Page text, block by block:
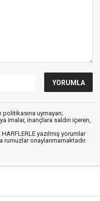
politikasına uymayan;
imalar, inançlara saldırı içeren,
yazılmış yorumlar
rumuzlar onaylanmamaktadır.